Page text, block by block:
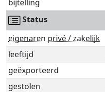
bijtelling
Status
eigenaren privé / zakelijk
leeftijd
geëxporteerd
gestolen